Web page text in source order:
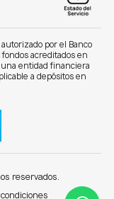
por el Banco
acreditados en
entidad financiera
a depósitos en
reservados.